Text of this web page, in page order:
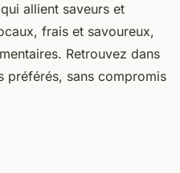
allient saveurs et
frais et savoureux,
Retrouvez dans
préférés, sans compromis